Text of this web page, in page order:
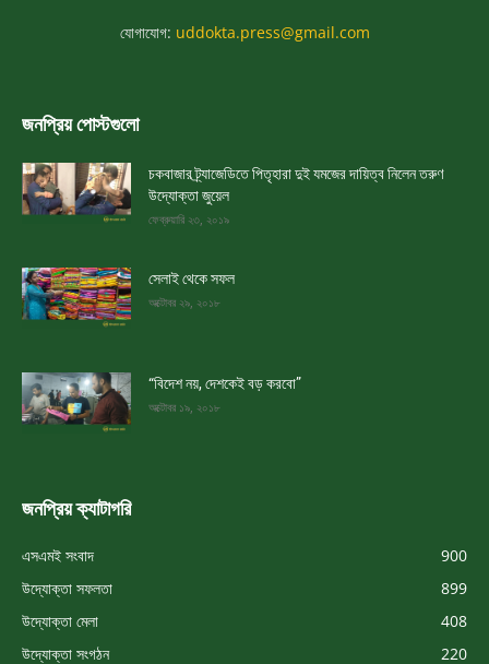
যোগাযোগ: uddokta.press@gmail.com
জনপ্রিয় পোস্টগুলো
চকবাজার ট্র্যাজেডিতে পিতৃহারা দুই যমজের দায়িত্ব নিলেন তরুণ
উদ্যোক্তা জুয়েল
ফেব্রুয়ারি ২৩, ২০১৯
সেলাই থেকে সফল
অক্টোবর ২৯, ২০১৮
“বিদেশ নয়, দেশকেই বড় করবো”
অক্টোবর ১৯, ২০১৮
জনপ্রিয় ক্যাটাগরি
এসএমই সংবাদ
900
উদ্যোক্তা সফলতা
899
উদ্যোক্তা মেলা
408
উদ্যোক্তা সংগঠন
220